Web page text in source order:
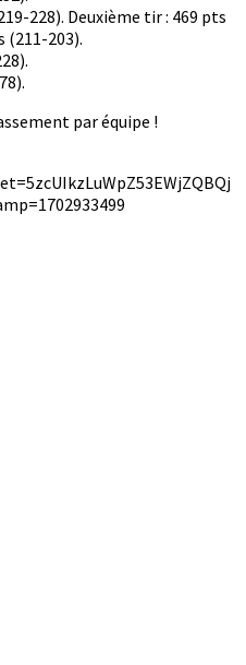
228). Deuxième tir : 469 pts
(211-203).
par équipe !